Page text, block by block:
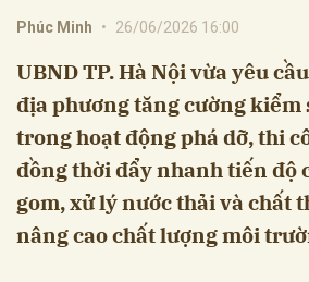
Phúc Minh • 26/06/2026 16:00
UBND TP. Hà Nội vừa yêu
địa phương tăng cường kiểm
trong hoạt động phá dỡ, thi
đồng thời đẩy nhanh tiến độ
gom, xử lý nước thải và chất
nâng cao chất lượng môi